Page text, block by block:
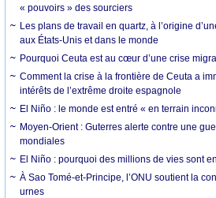
« pouvoirs » des sourciers
Les plans de travail en quartz, à l’origine
aux États-Unis et dans le monde
Pourquoi Ceuta est au cœur d’une crise
Comment la crise à la frontière de Ceuta a
intérêts de l’extrême droite espagnole
El Niño : le monde est entré « en terrain
Moyen-Orient : Guterres alerte contre une
mondiales
El Niño : pourquoi des millions de vies sont
À Sao Tomé-et-Principe, l’ONU soutient la
urnes